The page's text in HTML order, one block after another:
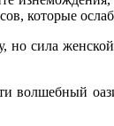
которые
сила
волшебный